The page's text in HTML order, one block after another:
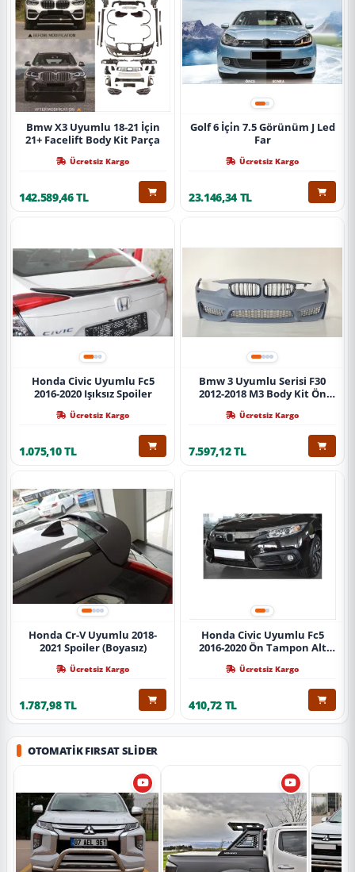
Bmw X3 Uyumlu 18-21 İçin
21+ Facelift Body Kit Parça
Ücretsiz Kargo
142.589,46 TL
Golf 6 İçi̇n 7.5 Görünüm J Led
Far
Ücretsiz Kargo
23.146,34 TL
Honda Civic Uyumlu Fc5
2016-2020 Işıksız Spoiler
Ücretsiz Kargo
1.075,10 TL
Bmw 3 Uyumlu Serisi F30
2012-2018 M3 Body Kit Ön
Ücretsiz Kargo
7.597,12 TL
Honda Cr-V Uyumlu 2018-
2021 Spoiler (Boyasız)
Ücretsiz Kargo
1.787,98 TL
Honda Civic Uyumlu Fc5
2016-2020 Ön Tampon Alt
Ücretsiz Kargo
410,72 TL
OTOMATIK FIRSAT SLIDER